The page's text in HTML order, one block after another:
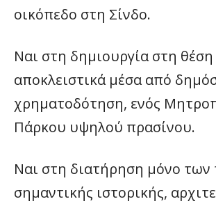
οικόπεδο στη Σίνδο.
Ναι στη δημιουργία στη θέση
αποκλειστικά μέσα από
χρηματοδότηση, ενός
Πάρκου υψηλού πρασίνου.
Ναι στη διατήρηση μόνο των
σημαντικής ιστορικής,